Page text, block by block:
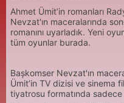
Ahmet Ümit’in romanları
Nevzat'ın maceralarında
romanını uyarladık. Yeni
tüm oyunlar burada.
Başkomser Nevzat'ın
Ümit’in TV dizisi ve sinema
tiyatrosu formatında